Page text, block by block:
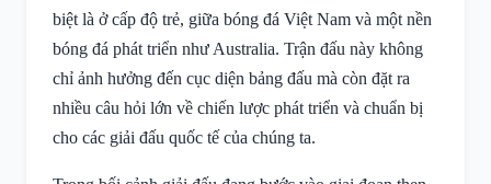
biệt là ở cấp độ trẻ, giữa bóng đá Việt Nam và một nền
bóng đá phát triển như Australia. Trận đấu này không
chỉ ảnh hưởng đến cục diện bảng đấu mà còn đặt ra
nhiều câu hỏi lớn về chiến lược phát triển và chuẩn bị
cho các giải đấu quốc tế của chúng ta.